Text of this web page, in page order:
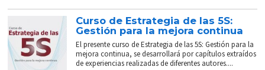
Curso de Estrategia de las 5S:
Gestión para la mejora continua
El presente curso de Estrategia de las 5S: Gestión para la
mejora continua, se desarrollará por capítulos extraídos
de experiencias realizadas de diferentes autores....